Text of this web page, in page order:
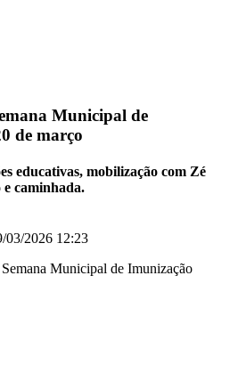
Municipal de
de março
educativas, mobilização com Zé
caminhada.
03/2026 12:23